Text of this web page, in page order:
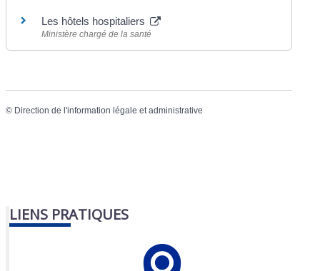
Les hôtels hospitaliers
Ministère chargé de la santé
© Direction de l'information légale et administrative
LIENS PRATIQUES